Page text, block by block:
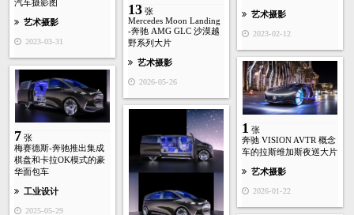
汽车摄影图
艺术摄影
2023-03-31
艺术摄影
2023-02-12
13 张
Mercedes Moon Landing
-奔驰 AMG GLC 沙漠越
野系列大片
艺术摄影
2026-05-26
1 张
奔驰 VISION AVTR 概念
车的拉斯维加斯夜巡大片
艺术摄影
2026-01-22
7 张
梅赛德斯-奔驰推出集成
棋盘和卡拉OK模式的豪
华面包车
工业设计
2025-05-29